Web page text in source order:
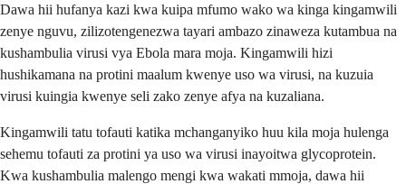
Dawa hii hufanya kazi kwa kuipa mfumo wako wa kinga kingamwili
zenye nguvu, zilizotengenezwa tayari ambazo zinaweza kutambua na
kushambulia virusi vya Ebola mara moja. Kingamwili hizi
hushikamana na protini maalum kwenye uso wa virusi, na kuzuia
virusi kuingia kwenye seli zako zenye afya na kuzaliana.
Kingamwili tatu tofauti katika mchanganyiko huu kila moja hulenga
sehemu tofauti za protini ya uso wa virusi inayoitwa glycoprotein.
Kwa kushambulia malengo mengi kwa wakati mmoja, dawa hii